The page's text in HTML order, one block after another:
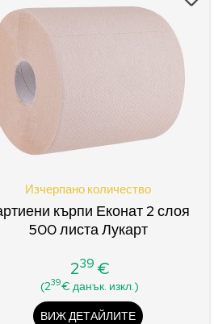
Изчерпано количество
кърпи Еконат 2 слоя
500 листа Лукарт
Цена
239 €
(239€ данък. изкл.)
ВИЖ ДЕТАЙЛИТЕ